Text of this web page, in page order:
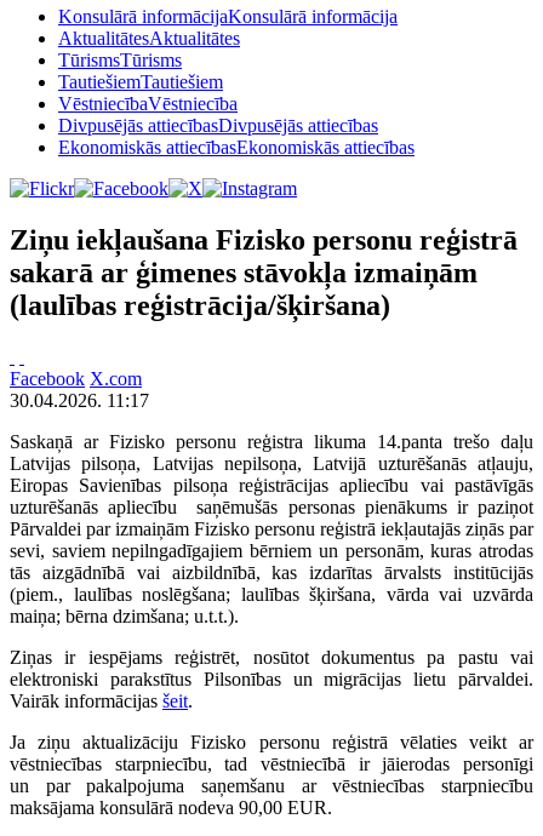
Konsulārā informācijaKonsulārā informācija
AktualitātesAktualitātes
TūrismsTūrisms
TautiešiemTautiešiem
VēstniecībaVēstniecība
Divpusējās attiecībasDivpusējās attiecības
Ekonomiskās attiecībasEkonomiskās attiecības
Ziņu iekļaušana Fizisko personu reģistrā
sakarā ar ģimenes stāvokļa izmaiņām
(laulības reģistrācija/šķiršana)
Facebook X.com
30.04.2026. 11:17
Saskaņā ar Fizisko personu reģistra likuma 14.panta trešo daļu
Latvijas pilsoņa, Latvijas nepilsoņa, Latvijā uzturēšanās atļauju,
Eiropas Savienības pilsoņa reģistrācijas apliecību vai pastāvīgās
uzturēšanās apliecību saņēmušās personas pienākums ir paziņot
Pārvaldei par izmaiņām Fizisko personu reģistrā iekļautajās ziņās par
sevi, saviem nepilngadīgajiem bērniem un personām, kuras atrodas
tās aizgādnībā vai aizbildnībā, kas izdarītas ārvalsts institūcijās
(piem., laulības noslēgšana; laulības šķiršana, vārda vai uzvārda
maiņa; bērna dzimšana; u.t.t.).
Ziņas ir iespējams reģistrēt, nosūtot dokumentus pa pastu vai
elektroniski parakstītus Pilsonības un migrācijas lietu pārvaldei.
Vairāk informācijas šeit.
Ja ziņu aktualizāciju Fizisko personu reģistrā vēlaties veikt ar
vēstniecības starpniecību, tad vēstniecībā ir jāierodas personīgi
un par pakalpojuma saņemšanu ar vēstniecības starpniecību
maksājama konsulārā nodeva 90,00 EUR.